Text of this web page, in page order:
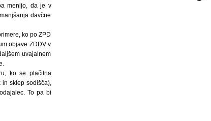
menijo, da je v
davčne
ko po ZPD
objave ZDDV v
uvajalnem
ko se plačilna
sklep sodišča),
To pa bi